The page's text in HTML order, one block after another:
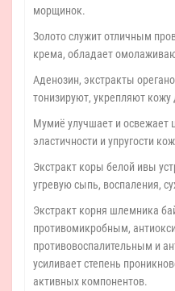
морщинок.
Золото служит отличным
крема, обладает
Аденозин, экстракты
тонизируют, укрепляют кожу
Мумиё улучшает и освежает
эластичности и упругости
Экстракт коры белой ивы
угревую сыпь, воспаления,
Экстракт корня шлемника
противомикробным,
противовоспалительным и
усиливает степень
активных компонентов.